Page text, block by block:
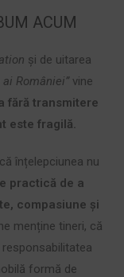
ACUM
și de uitarea
României”vine
fără transmitere
este fragilă.
înțelepciunea nu
practică de a
compasiune și
menține tineri, că
formă de